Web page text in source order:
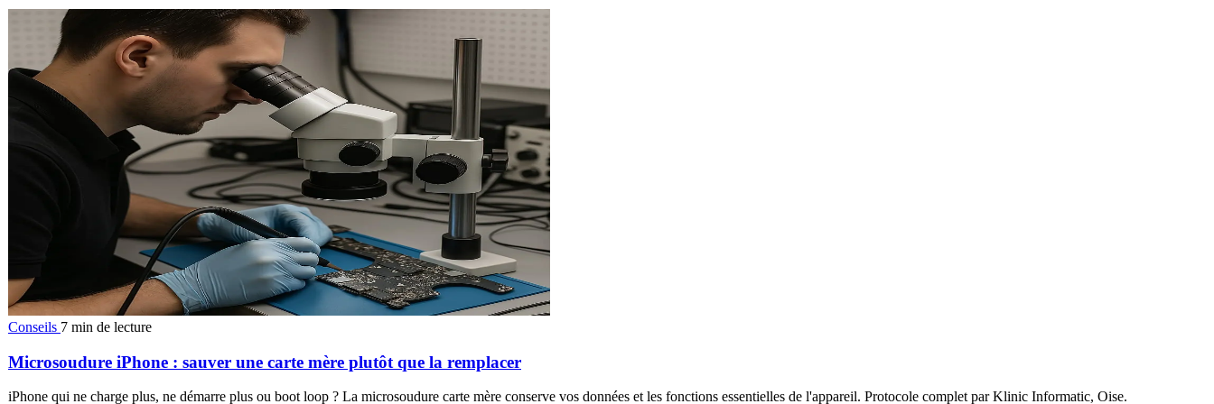
Conseils 7 min de lecture
Microsoudure iPhone : sauver une carte mère plutôt que la remplacer
iPhone qui ne charge plus, ne démarre plus ou boot loop ? La microsoudure carte mère conserve vos données et les fonctions essentielles de l'appareil. Protocole complet par Klinic Informatic, Oise.